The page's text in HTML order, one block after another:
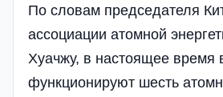
По словам председателя
ассоциации атомной
Хуачжу, в настоящее время
функционируют шесть